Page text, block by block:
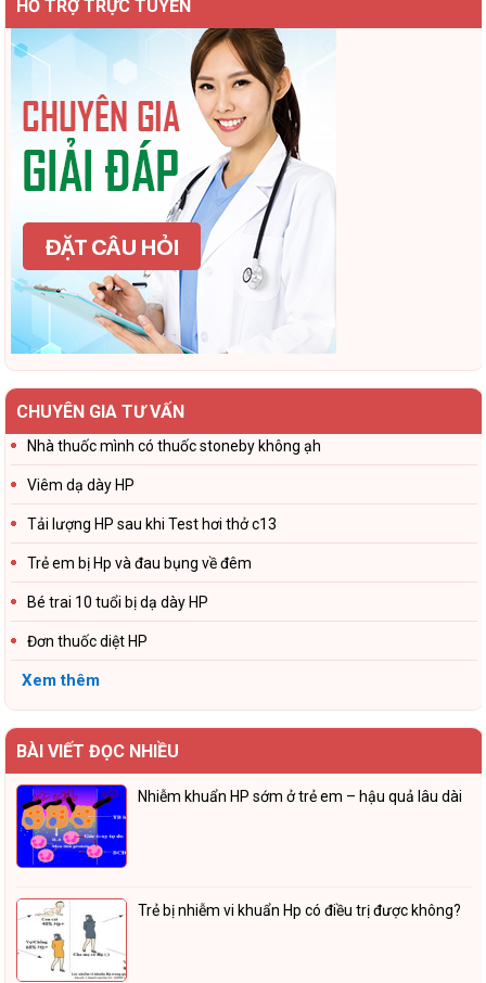
HỖ TRỢ TRỰC TUYẾN
CHUYÊN GIA TƯ VẤN
Nhà thuốc mình có thuốc stoneby không ạh
Viêm dạ dày HP
Tải lượng HP sau khi Test hơi thở c13
Trẻ em bị Hp và đau bụng về đêm
Bé trai 10 tuổi bị dạ dày HP
Đơn thuốc diệt HP
Xem thêm
BÀI VIẾT ĐỌC NHIỀU
Nhiễm khuẩn HP sớm ở trẻ em – hậu quả lâu dài
Trẻ bị nhiễm vi khuẩn Hp có điều trị được không?